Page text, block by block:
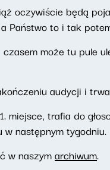
oczywiście będą
Państwo to i tak
może tu pule
audycji i
trafia do
następnym tygodniu.
w naszymarchiwum.